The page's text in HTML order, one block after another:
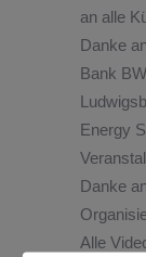
an alle
Danke
Bank
Energy
Danke
Alle